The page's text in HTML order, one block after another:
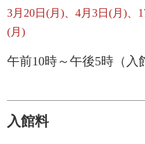
3月20日(月)、4月3日(月)、
(月)
午前10時～午後5時（入
入館料